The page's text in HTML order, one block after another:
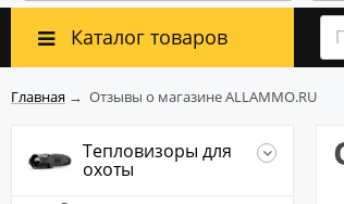
Каталог товаров
Главная → Отзывы о магазине ALLAMMO.RU
Тепловизоры для
охоты